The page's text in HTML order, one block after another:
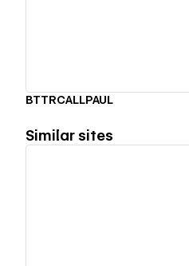
BTTRCALLPAUL
Similar sites